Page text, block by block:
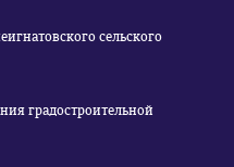
сельского
градостроительной